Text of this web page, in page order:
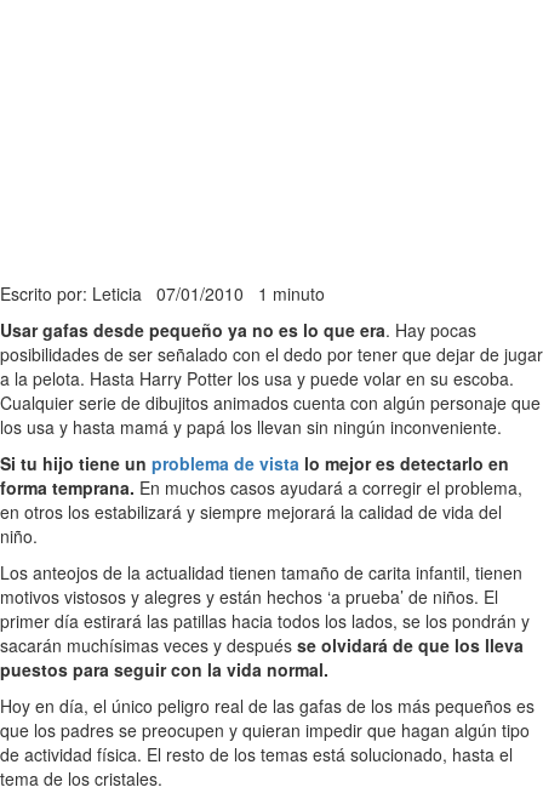
Escrito por: Leticia 07/01/2010 1 minuto
Usar gafas desde pequeño ya no es lo que era. Hay pocas
posibilidades de ser señalado con el dedo por tener que dejar de jugar
a la pelota. Hasta Harry Potter los usa y puede volar en su escoba.
Cualquier serie de dibujitos animados cuenta con algún personaje que
los usa y hasta mamá y papá los llevan sin ningún inconveniente.
Si tu hijo tiene un problema de vista lo mejor es detectarlo en
forma temprana. En muchos casos ayudará a corregir el problema,
en otros los estabilizará y siempre mejorará la calidad de vida del
niño.
Los anteojos de la actualidad tienen tamaño de carita infantil, tienen
motivos vistosos y alegres y están hechos ‘a prueba’ de niños. El
primer día estirará las patillas hacia todos los lados, se los pondrán y
sacarán muchísimas veces y después se olvidará de que los lleva
puestos para seguir con la vida normal.
Hoy en día, el único peligro real de las gafas de los más pequeños es
que los padres se preocupen y quieran impedir que hagan algún tipo
de actividad física. El resto de los temas está solucionado, hasta el
tema de los cristales.